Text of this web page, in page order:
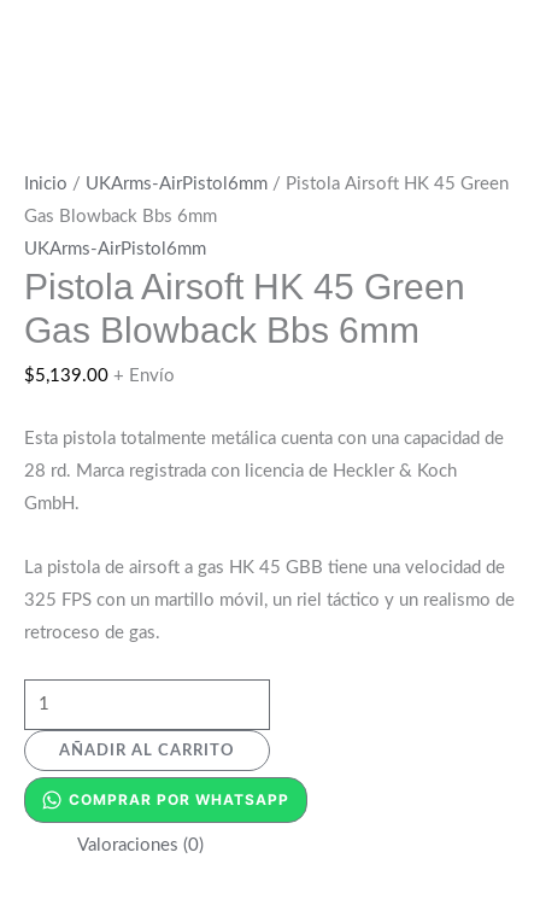
Inicio / UKArms-AirPistol6mm / Pistola Airsoft HK 45 Green
Gas Blowback Bbs 6mm
UKArms-AirPistol6mm
Pistola Airsoft HK 45 Green
Gas Blowback Bbs 6mm
$5,139.00 + Envío
Esta pistola totalmente metálica cuenta con una capacidad de
28 rd. Marca registrada con licencia de Heckler & Koch
GmbH.
La pistola de airsoft a gas HK 45 GBB tiene una velocidad de
325 FPS con un martillo móvil, un riel táctico y un realismo de
retroceso de gas.
AÑADIR AL CARRITO
COMPRAR POR WHATSAPP
Valoraciones (0)